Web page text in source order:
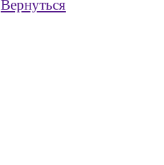
Вернуться